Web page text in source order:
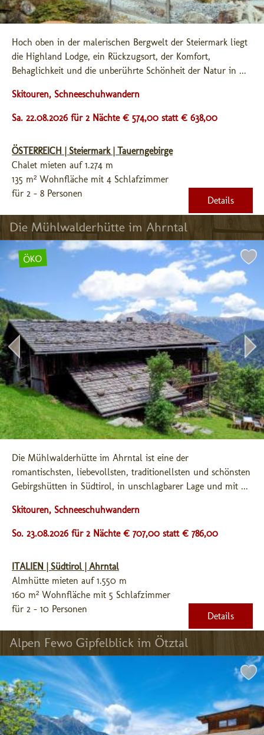
Hoch oben in der malerischen Bergwelt der Steiermark liegt
die Highland Lodge, ein Rückzugsort, der Komfort,
Behaglichkeit und die unberührte Schönheit der Natur in ...
Skitouren, Schneeschuhwandern
Sa. 22.08.2026 für 2 Nächte € 574,00 statt € 638,00
ÖSTERREICH | Steiermark | Tauerngebirge
Chalet mieten auf 1.274 m
135 m² Wohnfläche mit 4 Schlafzimmer
für 2 - 8 Personen
Details
Die Mühlwalderhütte im Ahrntal
ÖKO
Die Mühlwalderhütte im Ahrntal ist eine der
romantischsten, liebevollsten, traditionellsten und schönsten
Gebirgshütten in Südtirol, in unschlagbarer Lage und mit ...
Skitouren, Schneeschuhwandern
So. 23.08.2026 für 2 Nächte € 707,00 statt € 786,00
ITALIEN | Südtirol | Ahrntal
Almhütte mieten auf 1.550 m
160 m² Wohnfläche mit 5 Schlafzimmer
für 2 - 10 Personen
Details
Alpen Fewo Gipfelblick im Ötztal